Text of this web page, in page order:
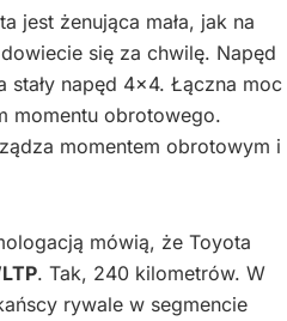
jest żenująca mała, jak na
się za chwilę. Napęd
napęd 4×4. Łączna moc
momentu obrotowego.
momentem obrotowym i
mówią, że Toyota
. Tak, 240 kilometrów. W
rywale w segmencie